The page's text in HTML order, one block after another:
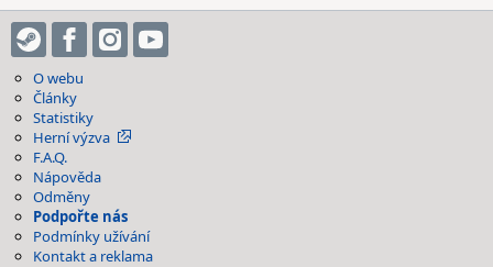
O webu
Články
Statistiky
Herní výzva
F.A.Q.
Nápověda
Odměny
Podpořte nás
Podmínky užívání
Kontakt a reklama